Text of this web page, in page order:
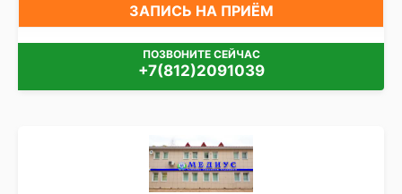
ЗАПИСЬ НА ПРИЁМ
ПОЗВОНИТЕ СЕЙЧАС
+7(812)2091039